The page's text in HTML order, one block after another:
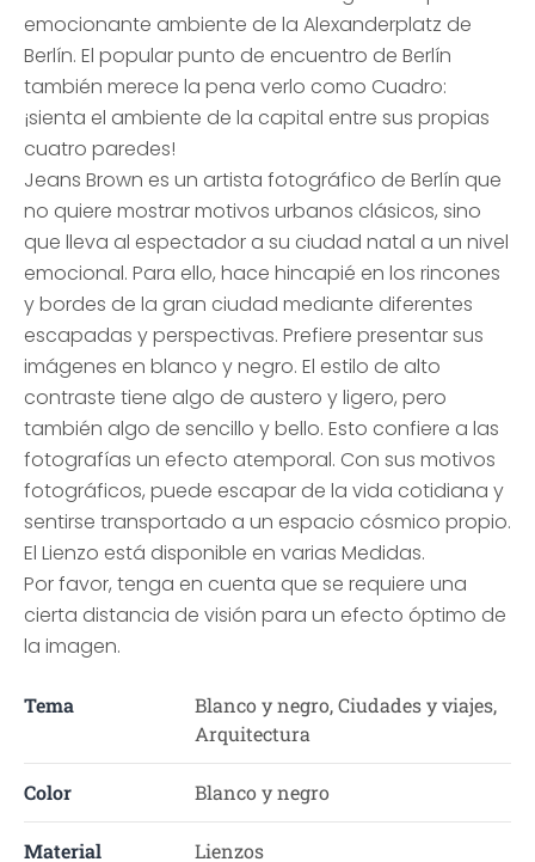
emocionante ambiente de la Alexanderplatz de
Berlín. El popular punto de encuentro de Berlín
también merece la pena verlo como Cuadro:
¡sienta el ambiente de la capital entre sus propias
cuatro paredes!
Jeans Brown es un artista fotográfico de Berlín que
no quiere mostrar motivos urbanos clásicos, sino
que lleva al espectador a su ciudad natal a un nivel
emocional. Para ello, hace hincapié en los rincones
y bordes de la gran ciudad mediante diferentes
escapadas y perspectivas. Prefiere presentar sus
imágenes en blanco y negro. El estilo de alto
contraste tiene algo de austero y ligero, pero
también algo de sencillo y bello. Esto confiere a las
fotografías un efecto atemporal. Con sus motivos
fotográficos, puede escapar de la vida cotidiana y
sentirse transportado a un espacio cósmico propio.
El Lienzo está disponible en varias Medidas.
Por favor, tenga en cuenta que se requiere una
cierta distancia de visión para un efecto óptimo de
la imagen.
Tema
Blanco y negro, Ciudades y viajes,
Arquitectura
Color Blanco y negro
Material Lienzos